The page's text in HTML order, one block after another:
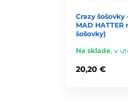
Crazy
MAD HATTER
šošovky)
Na sklade, v
20,20 €